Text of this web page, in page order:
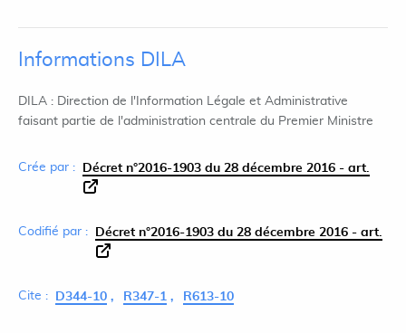
Informations DILA
DILA : Direction de l'Information Légale et Administrative
faisant partie de l'administration centrale du Premier Ministre
Crée par : Décret n°2016-1903 du 28 décembre 2016 - art.
Codifié par : Décret n°2016-1903 du 28 décembre 2016 - art.
Cite : D344-10 R347-1 R613-10